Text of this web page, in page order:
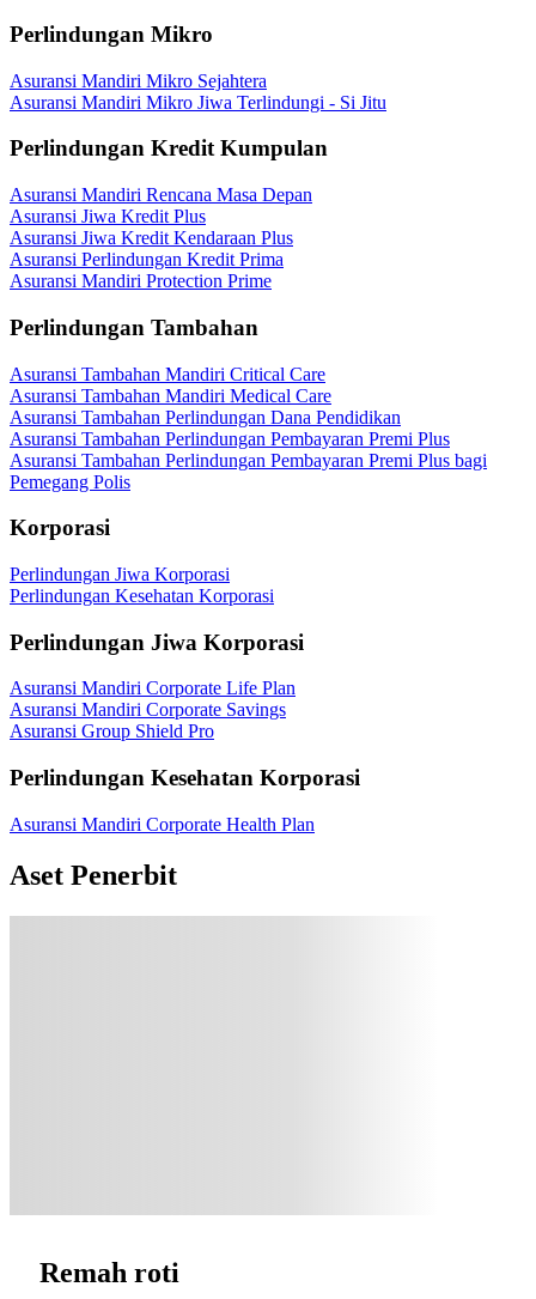
Perlindungan Mikro
Asuransi Mandiri Mikro Sejahtera
Asuransi Mandiri Mikro Jiwa Terlindungi - Si Jitu
Perlindungan Kredit Kumpulan
Asuransi Mandiri Rencana Masa Depan
Asuransi Jiwa Kredit Plus
Asuransi Jiwa Kredit Kendaraan Plus
Asuransi Perlindungan Kredit Prima
Asuransi Mandiri Protection Prime
Perlindungan Tambahan
Asuransi Tambahan Mandiri Critical Care
Asuransi Tambahan Mandiri Medical Care
Asuransi Tambahan Perlindungan Dana Pendidikan
Asuransi Tambahan Perlindungan Pembayaran Premi Plus
Asuransi Tambahan Perlindungan Pembayaran Premi Plus bagi
Pemegang Polis
Korporasi
Perlindungan Jiwa Korporasi
Perlindungan Kesehatan Korporasi
Perlindungan Jiwa Korporasi
Asuransi Mandiri Corporate Life Plan
Asuransi Mandiri Corporate Savings
Asuransi Group Shield Pro
Perlindungan Kesehatan Korporasi
Asuransi Mandiri Corporate Health Plan
Aset Penerbit
Remah roti